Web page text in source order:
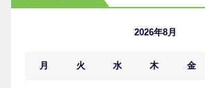
イ
2026年8月
月 火 水 木 金